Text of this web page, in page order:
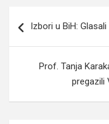
članaka
Izbori u BiH:
Prof. Tanja
pregazili